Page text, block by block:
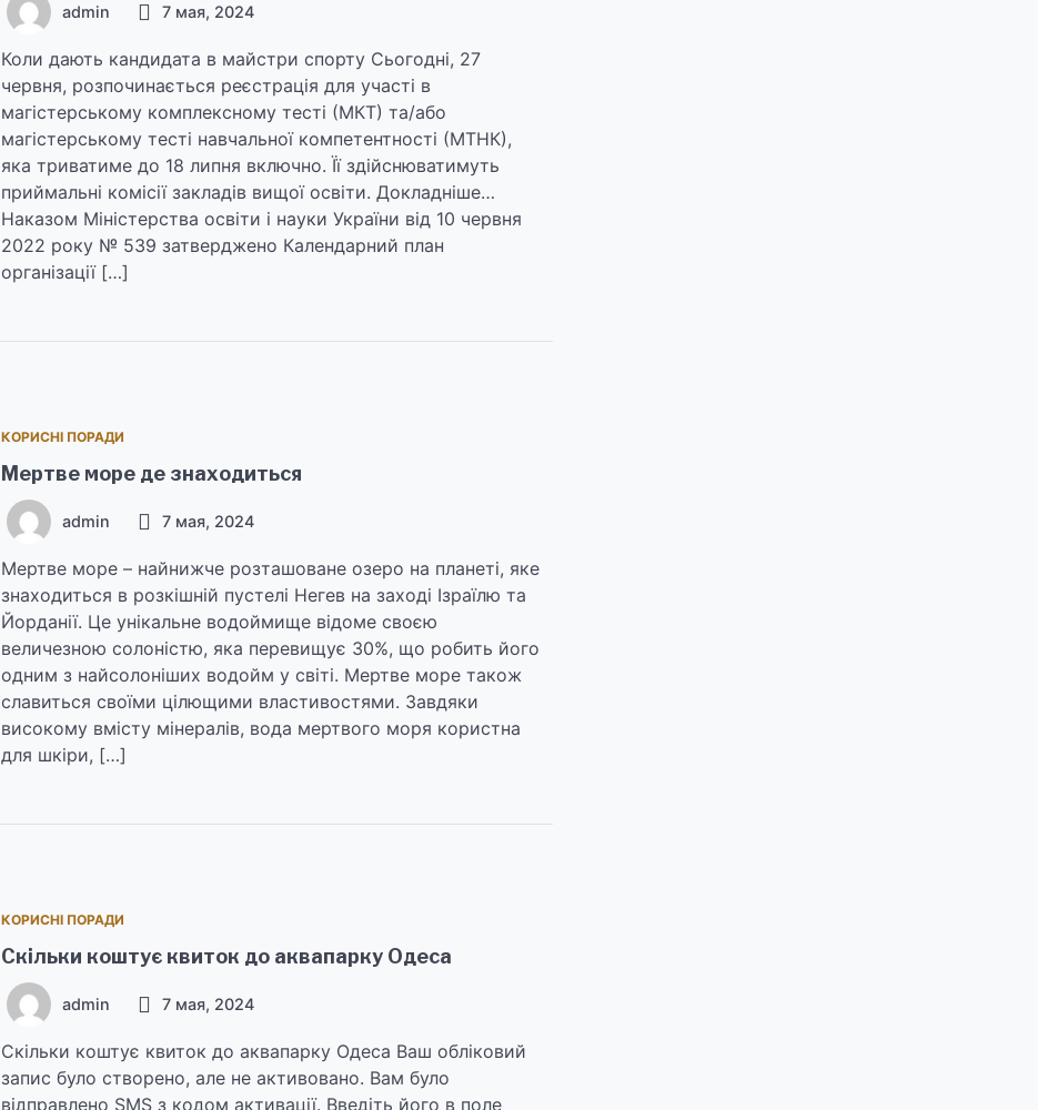
admin 7 мая, 2024
Коли дають кандидата в майстри спорту Сьогодні, 27
червня, розпочинається реєстрація для участі в
магістерському комплексному тесті (МКТ) та/або
магістерському тесті навчальної компетентності (МТНК),
яка триватиме до 18 липня включно. Її здійснюватимуть
приймальні комісії закладів вищої освіти. Докладніше…
Наказом Міністерства освіти і науки України від 10 червня
2022 року № 539 затверджено Календарний план
організації […]
КОРИСНІ ПОРАДИ
Мертве море де знаходиться
admin 7 мая, 2024
Мертве море – найнижче розташоване озеро на планеті, яке
знаходиться в розкішній пустелі Негев на заході Ізраїлю та
Йорданії. Це унікальне водоймище відоме своєю
величезною солоністю, яка перевищує 30%, що робить його
одним з найсолоніших водойм у світі. Мертве море також
славиться своїми цілющими властивостями. Завдяки
високому вмісту мінералів, вода мертвого моря користна
для шкіри, […]
КОРИСНІ ПОРАДИ
Скільки коштує квиток до аквапарку Одеса
admin 7 мая, 2024
Скільки коштує квиток до аквапарку Одеса Ваш обліковий
запис було створено, але не активовано. Вам було
відправлено SMS з кодом активації. Введіть його в поле